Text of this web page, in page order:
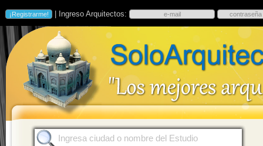
| Ingreso Arquitectos: